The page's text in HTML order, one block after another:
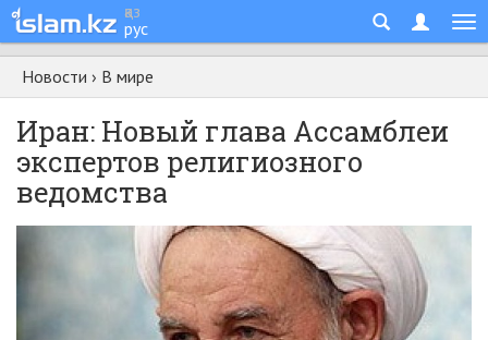
қаз
рус
Новости › В мире
Иран: Новый глава Ассамблеи
экспертов религиозного
ведомства